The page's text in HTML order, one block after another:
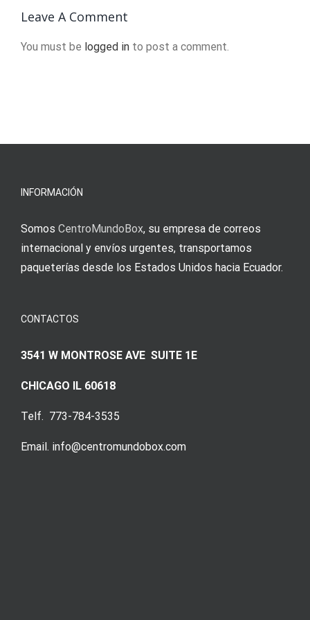
Leave A Comment
You must be logged in to post a comment.
INFORMACIÓN
Somos CentroMundoBox, su empresa de correos
internacional y envíos urgentes, transportamos
paqueterías desde los Estados Unidos hacia Ecuador.
CONTACTOS
3541 W MONTROSE AVE SUITE 1E
CHICAGO IL 60618
Telf. 773-784-3535
Email. info@centromundobox.com